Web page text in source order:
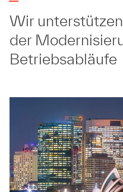
Wir
der
Betriebsabläufe